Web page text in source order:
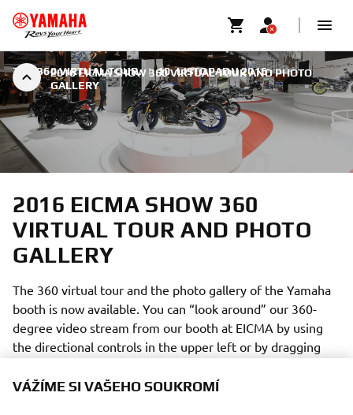
2016 EICMA SHOW 360 VIRTUAL TOUR AND PHOTO
GALLERY
THE 360 VIRTUAL TOUR. | 10. LISTOPADU 2016
2016 EICMA SHOW 360
VIRTUAL TOUR AND PHOTO
GALLERY
The 360 virtual tour and the photo gallery of the Yamaha
booth is now available. You can “look around” our 360-
degree video stream from our booth at EICMA by using
the directional controls in the upper left or by dragging
the full gallery of our booth to get the feeling you were in
VÁŽÍME SI VAŠEHO SOUKROMÍ